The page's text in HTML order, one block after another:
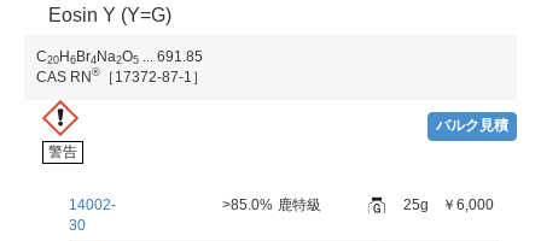
Eosin Y (Y=G)
C20 H 6 Br4 Na2O5 ... 691.85
CAS RN ® ［17372-87-1］
警告
バルク見積
14002-
30
>85.0% 鹿特級 25g ￥6,000